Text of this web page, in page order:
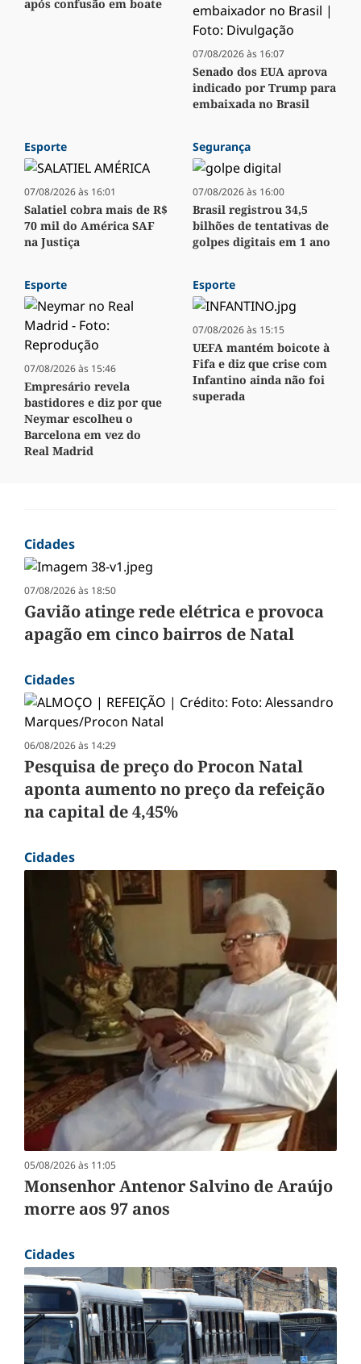
após confusão em boate
07/08/2026 às 16:07
Senado dos EUA aprova
indicado por Trump para
embaixada no Brasil
Esporte
07/08/2026 às 16:01
Salatiel cobra mais de R$
70 mil do América SAF
na Justiça
Segurança
07/08/2026 às 16:00
Brasil registrou 34,5
bilhões de tentativas de
golpes digitais em 1 ano
Esporte
07/08/2026 às 15:46
Empresário revela
bastidores e diz por que
Neymar escolheu o
Barcelona em vez do
Real Madrid
Esporte
07/08/2026 às 15:15
UEFA mantém boicote à
Fifa e diz que crise com
Infantino ainda não foi
superada
Cidades
07/08/2026 às 18:50
Gavião atinge rede elétrica e provoca
apagão em cinco bairros de Natal
Cidades
06/08/2026 às 14:29
Pesquisa de preço do Procon Natal
aponta aumento no preço da refeição
na capital de 4,45%
Cidades
05/08/2026 às 11:05
Monsenhor Antenor Salvino de Araújo
morre aos 97 anos
Cidades